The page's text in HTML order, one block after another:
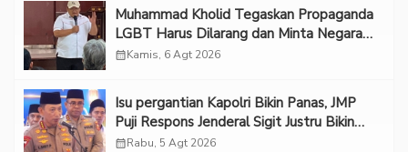
Muhammad Kholid Tegaskan Propaganda
LGBT Harus Dilarang dan Minta Negara
Melindungi Korban
calendar_monthKamis, 6 Agt 2026
Isu pergantian Kapolri Bikin Panas, JMP
Puji Respons Jenderal Sigit Justru Bikin
“Adem”
calendar_monthRabu, 5 Agt 2026